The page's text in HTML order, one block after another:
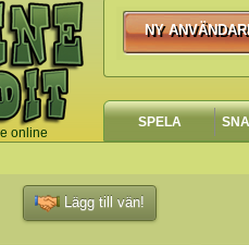
online
NY
NY
SPELA
Lägg till vän!